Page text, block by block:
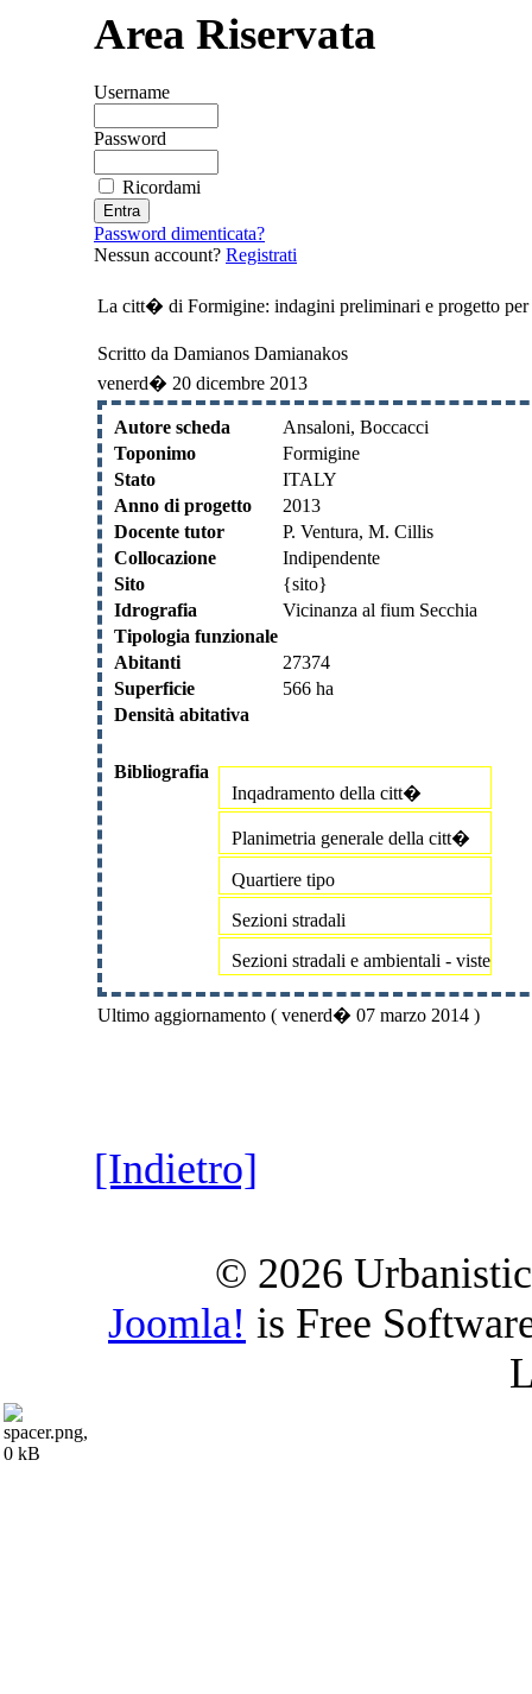
Area Riservata
Username
Password
Ricordami
Password dimenticata?
Nessun account? Registrati
La citt� di Formigine: indagini preliminari e progetto
Scritto da Damianos Damianakos
venerd� 20 dicembre 2013
Autore scheda
Ansaloni, Boccacci
Toponimo
Formigine
Stato
ITALY
Anno di progetto
2013
Docente tutor
P. Ventura, M. Cillis
Collocazione
Indipendente
Sito
{sito}
Idrografia
Vicinanza al fium Secchia
Tipologia funzionale
Abitanti
27374
Superficie
566 ha
Densità abitativa
Bibliografia
Inqadramento della citt�
Planimetria generale della citt�
Quartiere tipo
Sezioni stradali
Sezioni stradali e ambientali - viste
Ultimo aggiornamento ( venerd� 07 marzo 2014 )
[Indietro]
© 2026
Joomla! is Free